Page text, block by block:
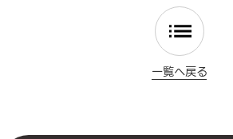
一覧へ戻る